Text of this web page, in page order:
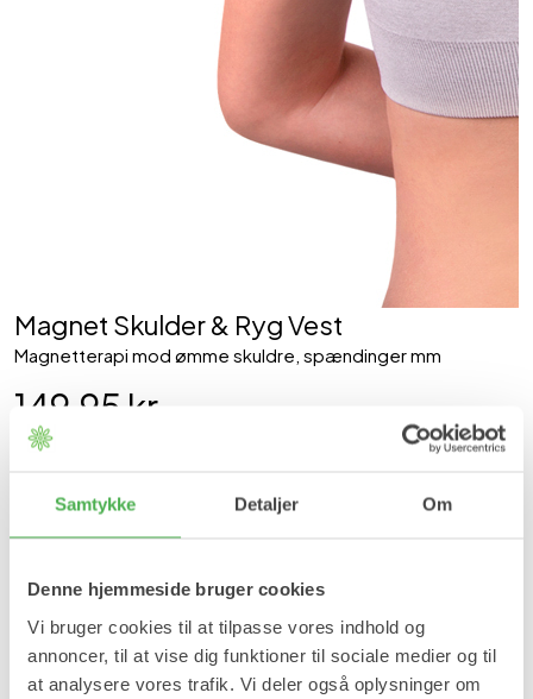
Samtykke Detaljer Om
Denne hjemmeside bruger cookies
Vi bruger cookies til at tilpasse vores indhold og
annoncer, til at vise dig funktioner til sociale medier og til
at analysere vores trafik. Vi deler også oplysninger om
Magnet Skulder & Ryg Vest
Magnetterapi mod ømme skuldre, spændinger mm
149,95 kr
Størrelse
Forventet leveringstid: 1-2 hverdage
Produktinformation